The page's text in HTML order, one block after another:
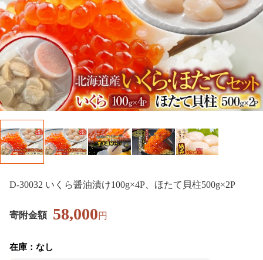
D-30032 いくら醤油漬け100g×4P、ほたて貝柱500g×2P
寄附金額 58,000円
在庫：なし